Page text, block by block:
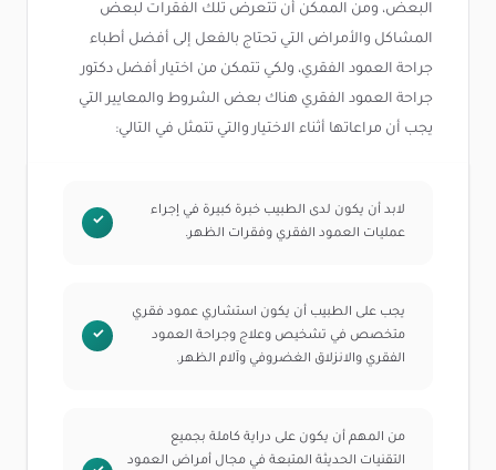
البعض، ومن الممكن أن تتعرض تلك الفقرات لبعض
المشاكل والأمراض التي تحتاج بالفعل إلى أفضل أطباء
جراحة العمود الفقري، ولكي تتمكن من اختيار أفضل دكتور
جراحة العمود الفقري هناك بعض الشروط والمعايير التي
يجب أن مراعاتها أثناء الاختيار والتي تتمثل في التالي:
لابد أن يكون لدى الطبيب خبرة كبيرة في إجراء
عمليات العمود الفقري وفقرات الظهر.
يجب على الطبيب أن يكون استشاري عمود فقري
متخصص في تشخيص وعلاج وجراحة العمود
الفقري والانزلاق الغضروفي وآلام الظهر.
من المهم أن يكون على دراية كاملة بجميع
التقنيات الحديثة المتبعة في مجال أمراض العمود